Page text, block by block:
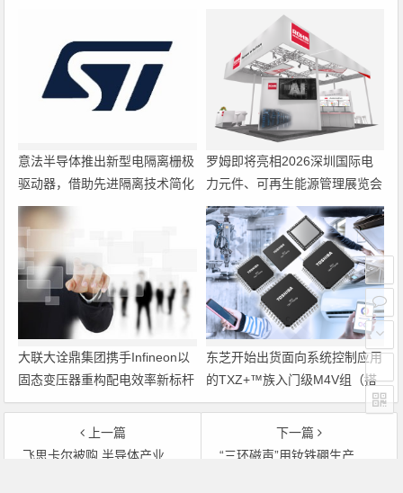
意法半导体推出新型电隔离栅极
驱动器，借助先进隔离技术简化
电源设计
罗姆即将亮相2026深圳国际电
力元件、可再生能源管理展览会
暨研讨会
大联大诠鼎集团携手Infineon以
固态变压器重构配电效率新标杆
东芝开始出货面向系统控制应用
的TXZ+™族入门级M4V组（搭
载Arm Cortex‑M4内核的标准微
控制器）工程样品
上一篇
飞思卡尔被购 半导体产业重组加速
下一篇
“三环磁声”用钕铁硼生产出口磁吸产品